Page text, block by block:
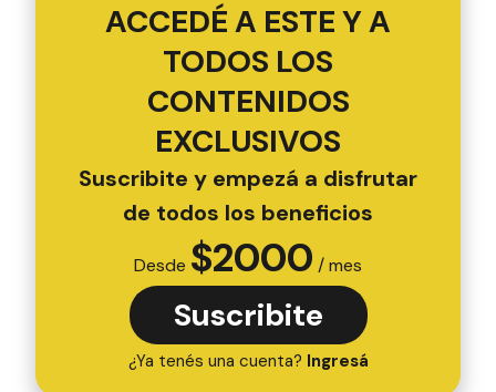
ACCEDÉ A ESTE Y A
TODOS LOS
CONTENIDOS
EXCLUSIVOS
Suscribite y empezá a disfrutar
de todos los beneficios
Desde $2000 / mes
Suscribite
¿Ya tenés una cuenta? Ingresá